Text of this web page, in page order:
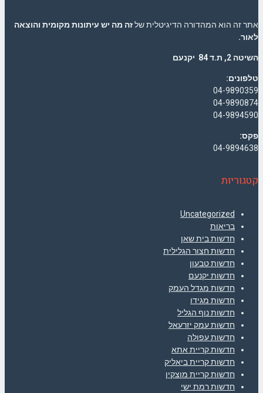
אתר זה הוא המהדורה הדיגיטלית שלזה מה יש עיתונות מקומית והוצאה
לאור.
השיטה 2, ת.ד 84 יקנעם
טלפונים:
04-9890359
04-9890874
04-9894590
פקס:
04-9894638
קטגוריות
Uncategorized
בריאות
חדשות בית שאן
חדשות חצור הגלילית
חדשות טבעון
חדשות יקנעם
חדשות מגדל העמק
חדשות מגידו
חדשות נוף הגליל
חדשות עמק יזרעאל
חדשות עפולה
חדשות קריית אתא
חדשות קריית ביאליק
חדשות קריית מוצקין
חדשות רמת ישי